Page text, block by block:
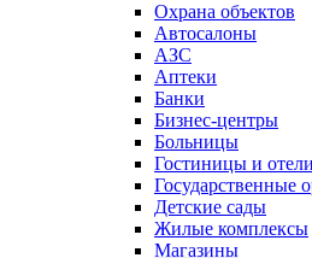
Охрана объектов
Автосалоны
АЗС
Аптеки
Банки
Бизнес-центры
Больницы
Гостиницы и отели
Государственные
Детские сады
Жилые комплексы
Магазины